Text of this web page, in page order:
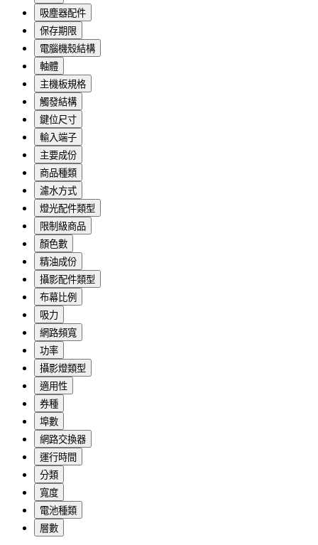
吸塵器配件
保存期限
電腦機殼結構
軸體
主機板規格
觸發結構
鍵位尺寸
輸入端子
主要成份
商品種類
濾水方式
燈光配件類型
限制級商品
顏色數
精油成份
攝影配件類型
布幕比例
吸力
網路頻寬
功率
攝影燈類型
適用性
券種
埠數
網路交換器
運行時間
分類
寬度
電池種類
層數